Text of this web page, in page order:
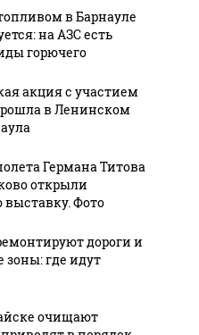
в Барнауле
на АЗС есть
горючего
акция с участием
в Ленинском
Германа Титова
открыли
Фото
дороги и
где идут
очищают